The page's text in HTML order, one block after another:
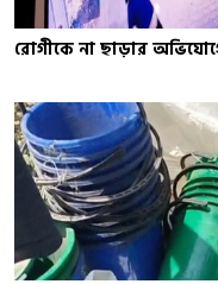
রোগীকে না ছাড়ার